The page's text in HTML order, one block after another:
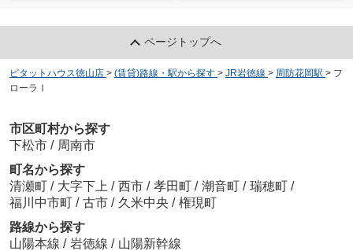
ページトップへ
ピタットハウス徳山店 > (賃貸)路線・駅から探す > JR岩徳線 > 周防花岡駅 > フ
ローラⅠ
市区町村から探す
下松市 / 周南市
町名から探す
清瀬町 / 大字下上 / 西市 / 孝田町 / 潮音町 / 瑞穂町 /
福川中市町 / 古市 / 久米中央 / 権現町
路線から探す
山陽本線 / 岩徳線 / 山陽新幹線